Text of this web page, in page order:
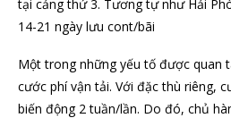
tại cảng thứ 3. Tương tự như Hải
14-21 ngày lưu cont/bãi
Một trong những yếu tố được quan
cước phí vận tải. Với đặc thù riêng,
biến động 2 tuần/lần. Do đó, chủ